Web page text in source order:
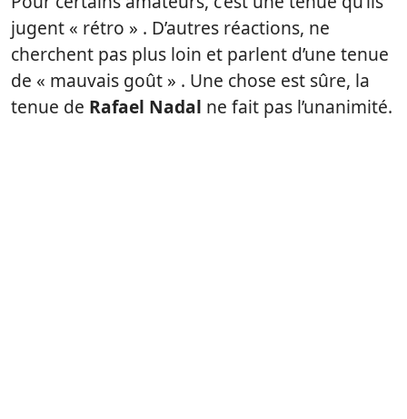
jugent « rétro » . D’autres réactions, ne
cherchent pas plus loin et parlent d’une tenue
de « mauvais goût » . Une chose est sûre, la
tenue de Rafael Nadal ne fait pas l’unanimité.